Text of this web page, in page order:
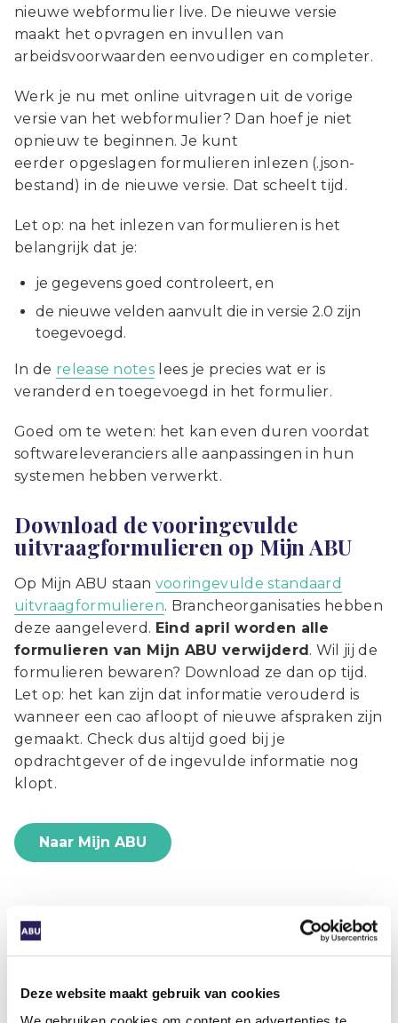
Deze website maakt gebruik van cookies
nieuwe webformulier live. De nieuwe versie
maakt het opvragen en invullen van
arbeidsvoorwaarden eenvoudiger en completer.
Werk je nu met online uitvragen uit de vorige
versie van het webformulier? Dan hoef je niet
opnieuw te beginnen. Je kunt
eerder opgeslagen formulieren inlezen (.json-
bestand) in de nieuwe versie. Dat scheelt tijd.
Let op: na het inlezen van formulieren is het
belangrijk dat je:
je gegevens goed controleert, en
de nieuwe velden aanvult die in versie 2.0 zijn
toegevoegd.
In de release notes lees je precies wat er is
veranderd en toegevoegd in het formulier.
Goed om te weten: het kan even duren voordat
softwareleveranciers alle aanpassingen in hun
systemen hebben verwerkt.
Download de vooringevulde
uitvraagformulieren op Mijn ABU
Op Mijn ABU staan vooringevulde standaard
uitvraagformulieren. Brancheorganisaties hebben
deze aangeleverd. Eind april worden alle
formulieren van Mijn ABU verwijderd . Wil jij de
formulieren bewaren? Download ze dan op tijd.
Let op: het kan zijn dat informatie verouderd is
wanneer een cao afloopt of nieuwe afspraken zijn
gemaakt. Check dus altijd goed bij je
opdrachtgever of de ingevulde informatie nog
klopt.
Naar Mijn ABU
Alle informatie over de nieuwe
Bekijk dan onze cao-pagina op Mijn ABU